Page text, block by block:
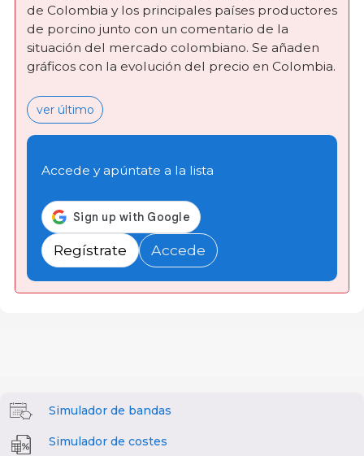
de Colombia y los principales países productores
de porcino junto con un comentario de la
situación del mercado colombiano. Se añaden
gráficos con la evolución del precio en Colombia.
ver último
Accede y apúntate a la lista
Regístrate Accede
Simulador de bandas
Simulador de costes